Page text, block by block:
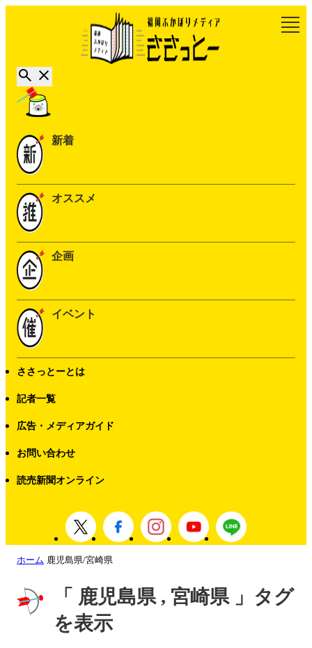
新着
オススメ
企画
イベント
ささっとーとは
記者一覧
広告・メディアガイド
お問い合わせ
読売新聞オンライン
ホーム 鹿児島県/宮崎県
「 鹿児島県 , 宮崎県 」タグ
を表示